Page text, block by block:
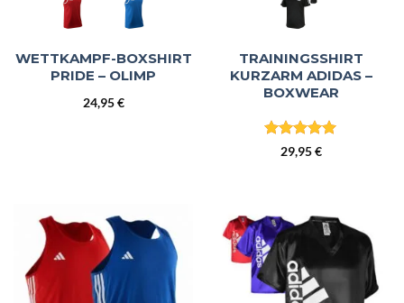
WETTKAMPF-BOXSHIRT
PRIDE – OLIMP
24,95€
TRAININGSSHIRT
KURZARM ADIDAS –
BOXWEAR
Bewertet
29,95€